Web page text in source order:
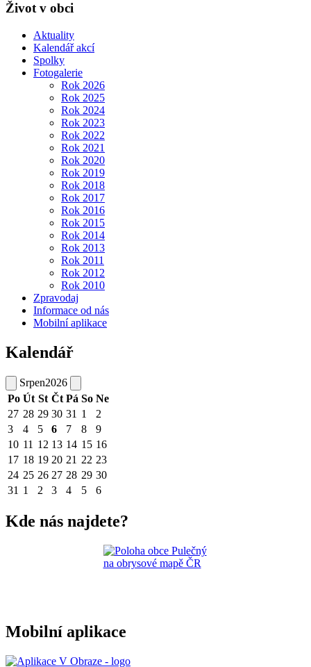
Život v obci
Aktuality
Kalendář akcí
Spolky
Fotogalerie
Rok 2026
Rok 2025
Rok 2024
Rok 2023
Rok 2022
Rok 2021
Rok 2020
Rok 2019
Rok 2018
Rok 2017
Rok 2016
Rok 2015
Rok 2014
Rok 2013
Rok 2011
Rok 2012
Rok 2010
Zpravodaj
Informace od nás
Mobilní aplikace
Kalendář
Srpen2026
Po Út St Čt Pá So Ne
27 28 29 30 31 1
2
3
4 5 6 7 8
9
10 11 12 13 14 15 16
17 18 19 20 21 22 23
24 25 26 27 28 29 30
31 1 2 3 4 5 6
Kde nás najdete?
Mobilní aplikace